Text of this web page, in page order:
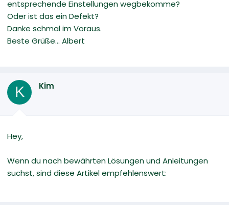
entsprechende Einstellungen wegbekomme?
Oder ist das ein Defekt?
Danke schmal im Voraus.
Beste Grüße... Albert
K Kim
Hey,
Wenn du nach bewährten Lösungen und Anleitungen
suchst, sind diese Artikel empfehlenswert: